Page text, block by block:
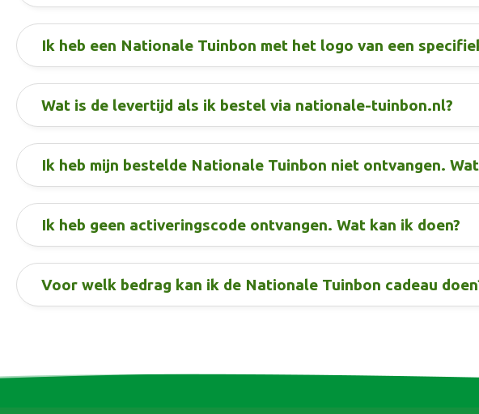
Ik heb een Nationale Tuinbon met het logo van een
Wat is de levertijd als ik bestel via nationale-tuinbon.nl?
Ik heb mijn bestelde Nationale Tuinbon niet ontvangen.
Ik heb geen activeringscode ontvangen. Wat kan ik doen?
Voor welk bedrag kan ik de Nationale Tuinbon cadeau